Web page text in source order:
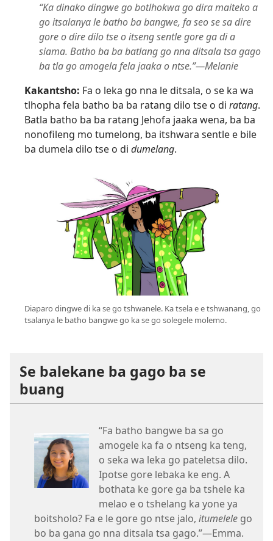
“Ka dinako dingwe go botlhokwa go dira maiteko a
go itsalanya le batho ba bangwe, fa seo se sa dire
gore o dire dilo tse o itseng sentle gore ga di a
siama. Batho ba ba batlang go nna ditsala tsa gago
ba tla go amogela fela jaaka o ntse.”​—Melanie
Kakantsho: Fa o leka go nna le ditsala, o se ka wa
tlhopha fela batho ba ba ratang dilo tse o di ratang.
Batla batho ba ba ratang Jehofa jaaka wena, ba ba
nonofileng mo tumelong, ba itshwara sentle e bile
ba dumela dilo tse o di dumelang.
Diaparo dingwe di ka se go tshwanele. Ka tsela e e tshwanang, go
tsalanya le batho bangwe go ka se go solegele molemo.
Se balekane ba gago ba se
buang
“Fa batho bangwe ba sa go
amogele ka fa o ntseng ka teng,
o seka wa leka go pateletsa dilo.
Ipotse gore lebaka ke eng. A
bothata ke gore ga ba tshele ka
melao e o tshelang ka yone ya
boitsholo? Fa e le gore go ntse jalo, itumelele go
bo ba gana go nna ditsala tsa gago.”​—Emma.